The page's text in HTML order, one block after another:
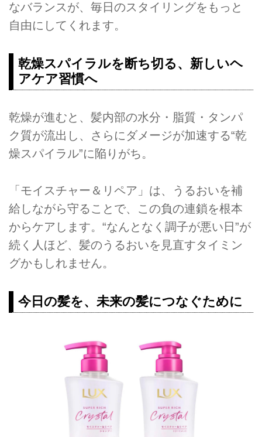
なバランスが、毎日のスタイリングをもっと
自由にしてくれます。
乾燥スパイラルを断ち切る、新しいヘ
アケア習慣へ
乾燥が進むと、髪内部の水分・脂質・タンパ
ク質が流出し、さらにダメージが加速する“乾
燥スパイラル”に陥りがち。
「モイスチャー＆リペア」は、うるおいを補
給しながら守ることで、この負の連鎖を根本
からケアします。“なんとなく調子が悪い日”が
続く人ほど、髪のうるおいを見直すタイミン
グかもしれません。
今日の髪を、未来の髪につなぐために